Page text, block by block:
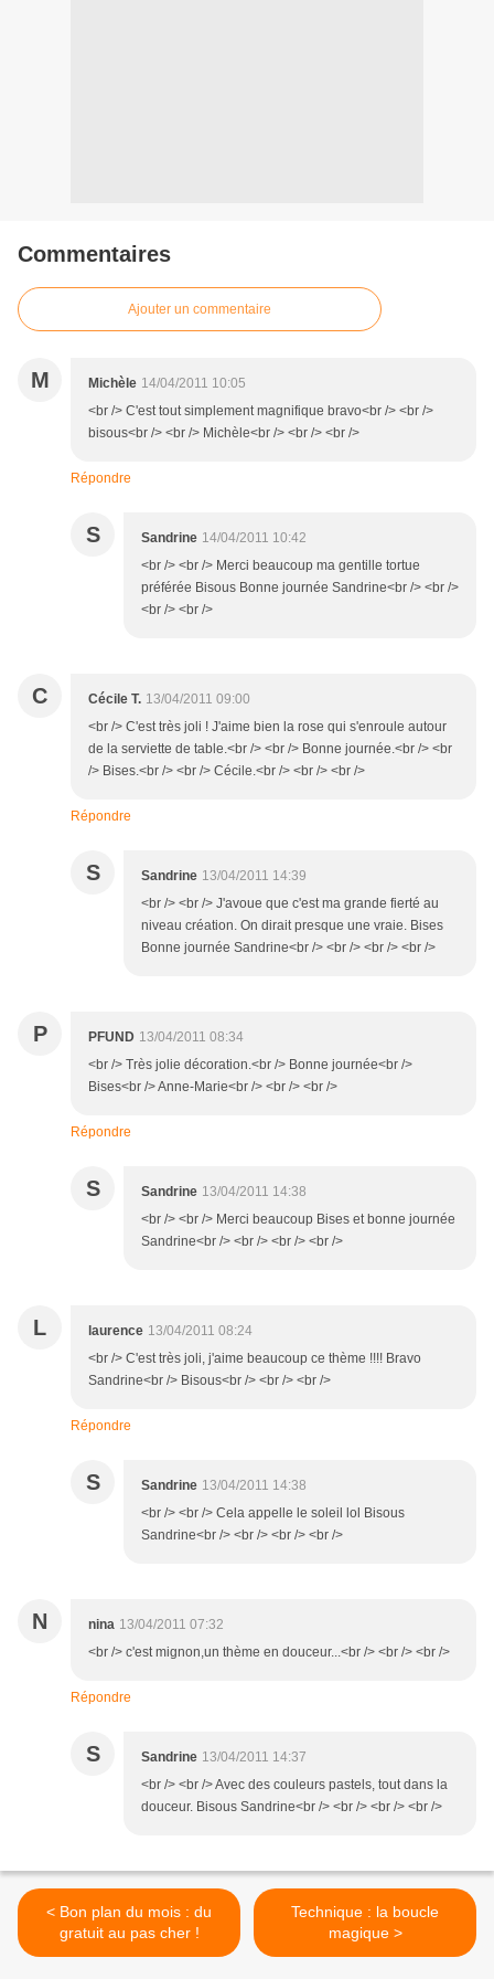
Commentaires
Ajouter un commentaire
M Michèle 14/04/2011 10:05
<br /> C'est tout simplement magnifique bravo<br /> <br />
bisous<br /> <br /> Michèle<br /> <br /> <br />
Répondre
S Sandrine 14/04/2011 10:42
<br /> <br /> Merci beaucoup ma gentille tortue
préférée Bisous Bonne journée Sandrine<br /> <br />
<br /> <br />
C Cécile T. 13/04/2011 09:00
<br /> C'est très joli ! J'aime bien la rose qui s'enroule autour
de la serviette de table.<br /> <br /> Bonne journée.<br /> <br
/> Bises.<br /> <br /> Cécile.<br /> <br /> <br />
Répondre
S Sandrine 13/04/2011 14:39
<br /> <br /> J'avoue que c'est ma grande fierté au
niveau création. On dirait presque une vraie. Bises
Bonne journée Sandrine<br /> <br /> <br /> <br />
P PFUND 13/04/2011 08:34
<br /> Très jolie décoration.<br /> Bonne journée<br />
Bises<br /> Anne-Marie<br /> <br /> <br />
Répondre
S Sandrine 13/04/2011 14:38
<br /> <br /> Merci beaucoup Bises et bonne journée
Sandrine<br /> <br /> <br /> <br />
L laurence 13/04/2011 08:24
<br /> C'est très joli, j'aime beaucoup ce thème !!!! Bravo
Sandrine<br /> Bisous<br /> <br /> <br />
Répondre
S Sandrine 13/04/2011 14:38
<br /> <br /> Cela appelle le soleil lol Bisous
Sandrine<br /> <br /> <br /> <br />
N nina 13/04/2011 07:32
<br /> c'est mignon,un thème en douceur...<br /> <br /> <br />
Répondre
S Sandrine 13/04/2011 14:37
<br /> <br /> Avec des couleurs pastels, tout dans la
douceur. Bisous Sandrine<br /> <br /> <br /> <br />
< Bon plan du mois : du
gratuit au pas cher !
Technique : la boucle
magique >